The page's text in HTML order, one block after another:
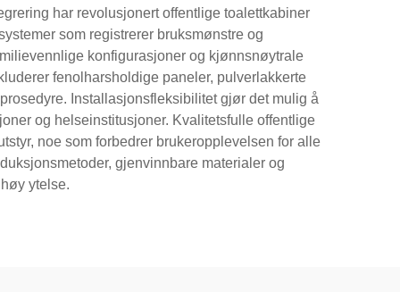
har revolusjonert offentlige toalettkabiner
som registrerer bruksmønstre og
konfigurasjoner og kjønnsnøytrale
fenolharsholdige paneler, pulverlakkerte
Installasjonsfleksibilitet gjør det mulig å
og helseinstitusjoner. Kvalitetsfulle offentlige
noe som forbedrer brukeropplevelsen for alle
gjenvinnbare materialer og
ytelse.